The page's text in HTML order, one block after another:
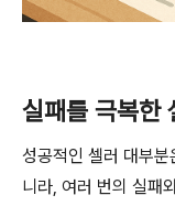
실패를 극복한
성공적인 셀러 대부
니라, 여러 번의 실패